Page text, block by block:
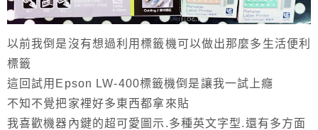
以前我倒是沒有想過利用標籤機可以做出那麼多生活便利
標籤
這回試用Epson LW-400標籤機倒是讓我一試上癮
不知不覺把家裡好多東西都拿來貼
我喜歡機器內鍵的超可愛圖示.多種英文字型.還有多方面